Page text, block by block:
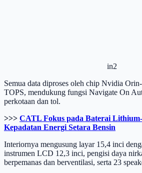
in2
Semua data diproses oleh chip Nvidia
TOPS, mendukung fungsi Navigate On
perkotaan dan tol.
>>> CATL Fokus pada Baterai
Kepadatan Energi Setara Bensin
Interiornya mengusung layar 15,4 inci
instrumen LCD 12,3 inci, pengisi daya
berpemanas dan berventilasi, serta 23